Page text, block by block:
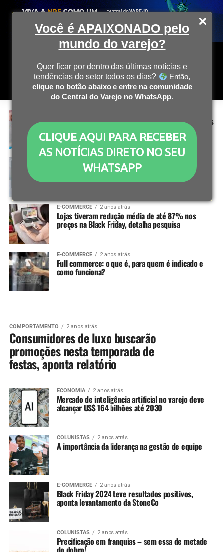
Você é APAIXONADO pelo
mundo do varejo?
Quer ficar por dentro das últimas notícias e
tendências do setor todos os dias?
Então,
clique no botão abaixo e entre na comunidade
do Central do Varejo no WhatsApp.
CLIQUE AQUI PARA RECEBER
AS NOTÍCIAS DIRETO NO SEU
WHATSAPP
Comércio social não é um modelo único para todos
Prada e Miu Miu são as primeiras marcas a lançar
nova categoria de bolsas no Bitmoji do Snap
E-COMMERCE 2 anos atrás
Lojas tiveram redução média de até 87% nos
preços na Black Friday, detalha pesquisa
E-COMMERCE 2 anos atrás
Full commerce: o que é, para quem é indicado e
como funciona?
COMPORTAMENTO 2 anos atrás
Consumidores de luxo buscarão
promoções nesta temporada de
festas, aponta relatório
ECONOMIA 2 anos atrás
Mercado de inteligência artificial no varejo deve
alcançar US$ 164 bilhões até 2030
COLUNISTAS 2 anos atrás
A importância da liderança na gestão de equipe
E-COMMERCE 2 anos atrás
Black Friday 2024 teve resultados positivos,
aponta levantamento da StoneCo
COLUNISTAS 2 anos atrás
Precificação em franquias – sem essa de metade
do dobro!